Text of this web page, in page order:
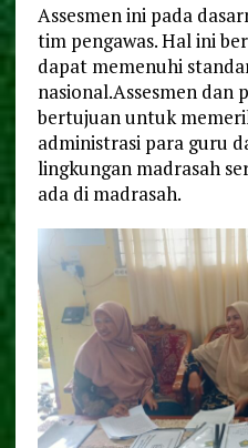
Assesmen ini pada
tim pengawas. Hal ini
dapat memenuhi
nasional.Assesmen dan
bertujuan untuk
administrasi para guru
lingkungan madrasah
ada di madrasah.